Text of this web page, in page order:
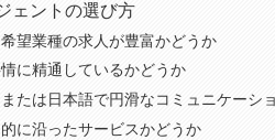
ェントの選び方
望業種の求人が豊富かどうか
に精通しているかどうか
たは日本語で円滑なコミュニケーシ
に沿ったサービスかどうか